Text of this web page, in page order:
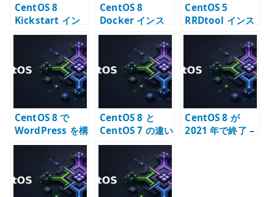
CentOS 8
Kickstart イン
ストール – 自動
インストール設
CentOS 8
Docker インス
トール – Docker
CE の導入
CentOS 5
RRDtool インス
トール – Cacti
で使う時系列デ
ータ保存
CentOS 8 で
WordPress を構
築した記録 – 現
在は Ubuntu /
Kubernetes 構
成へ読み替える
CentOS 8 と
CentOS 7 の違い
– 移行期に確認す
CentOS 8 が
2021 年で終了 –